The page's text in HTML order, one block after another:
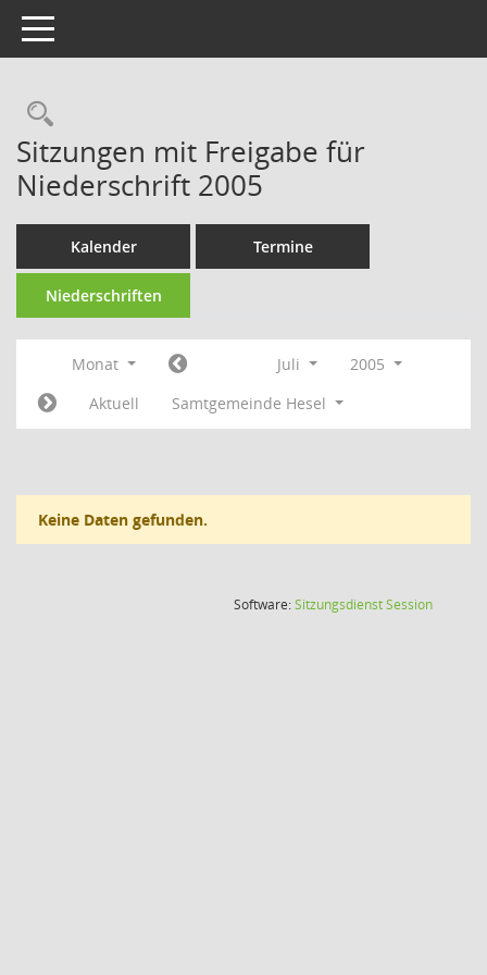
Toggle navigation
Rechercheauswahl
Sitzungen mit Freigabe für
Niederschrift 2005
Kalender Termine
Niederschriften
Monat Juli
2005
Aktuell
Samtgemeinde Hesel
Keine Daten gefunden.
Software:SitzungsdienstSession(Wird in